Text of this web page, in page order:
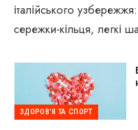
італійського
сережки-кільця, легкі
ЗДОРОВ'Я ТА СПОРТ